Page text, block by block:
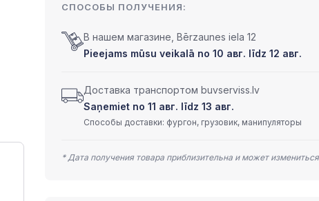
СПОСОБЫ ПОЛУЧЕНИЯ:
В нашем магазине, Bērzaunes iela 12
Pieejams mūsu veikalā no 10 авг. līdz 12 авг.
Доставка транспортом buvserviss.lv
Saņemiet no 11 авг. līdz 13 авг.
Способы доставки: фургон, грузовик, манипуляторы
* Дата получения товара приблизительна и может